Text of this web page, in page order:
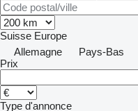
Suisse Europe
Allemagne
Pays-Bas
Prix
Type d'annonce